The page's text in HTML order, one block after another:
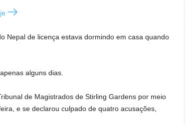
Nepal de licença estava dormindo em casa quando
alguns dias.
de Magistrados de Stirling Gardens por meio
e se declarou culpado de quatro acusações,